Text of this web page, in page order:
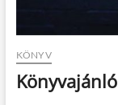
KÖNYV